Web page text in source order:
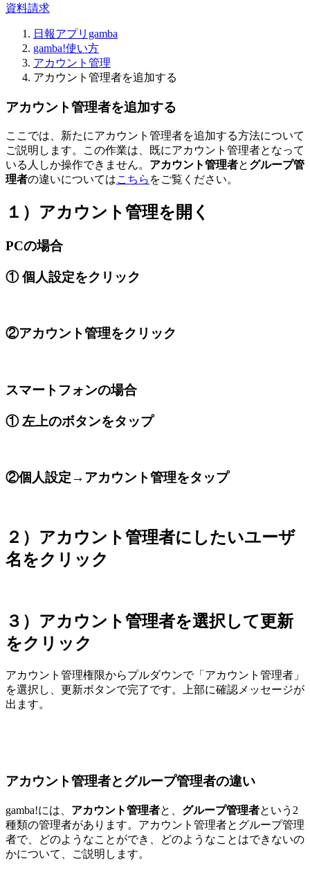
資料請求
日報アプリgamba
gamba!使い方
アカウント管理
アカウント管理者を追加する
アカウント管理者を追加する
ここでは、新たにアカウント管理者を追加する方法について
ご説明します。この作業は、既にアカウント管理者となって
いる人しか操作できません。 アカウント管理者と グループ管
理者の違いについてはこちら をご覧ください。
１）アカウント管理を開く
PCの場合
① 個人設定をクリック
②アカウント管理をクリック
スマートフォンの場合
① 左上のボタンをタップ
②個人設定→アカウント管理をタップ
２）アカウント管理者にしたいユーザ
名をクリック
３）アカウント管理者を選択して更新
をクリック
アカウント管理権限からプルダウンで「アカウント管理者」
を選択し、更新ボタンで完了です。上部に確認メッセージが
出ます。
アカウント管理者とグループ管理者の違い
gamba!には、 アカウント管理者と、 グループ管理者という2
種類の管理者があります。アカウント管理者とグループ管理
者で、どのようなことができ、どのようなことはできないの
かについて、ご説明します。